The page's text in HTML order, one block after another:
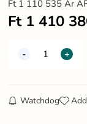
Ft 1 110 535 Ár
Ft 1 410
Watchdog